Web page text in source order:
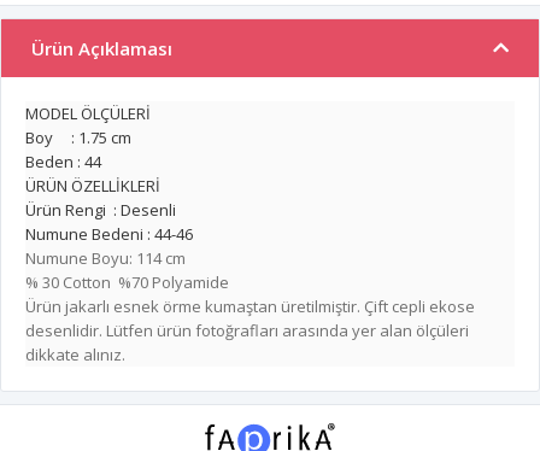
Ürün Açıklaması
MODEL ÖLÇÜLERİ
Boy : 1.75 cm
Beden : 44
ÜRÜN ÖZELLİKLERİ
Ürün Rengi : Desenli
Numune Bedeni : 44-46
Numune Boyu: 114 cm
% 30 Cotton %70 Polyamide
Ürün jakarlı esnek örme kumaştan üretilmiştir. Çift cepli ekose
desenlidir. Lütfen ürün fotoğrafları arasında yer alan ölçüleri
dikkate alınız.